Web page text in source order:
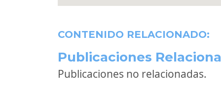
CONTENIDO RELACIONADO:
Publicaciones
Publicaciones no relacionadas.